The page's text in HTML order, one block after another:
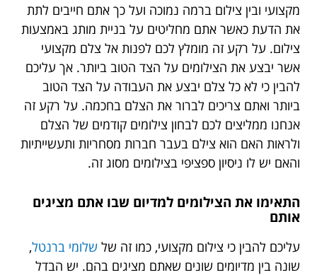
מקצועי ובין צילום ברמה נמוכה ועל כך אתם חייבים לתת
את הדעת כאשר אתם מחליטים על בניית מותג באמצעות
צילום. על רקע זה מומלץ לכם לפנות אל צלם מקצועי
אשר יבצע את הצילומים על הצד הטוב ביותר. אך עליכם
להבין כי לא כל צלם יבצע את העבודה על הצד הטוב
ביותר ואתם צריכים לברור את הצלם בחכמה. על רקע זה
אנחנו ממליצים לכם לבחון צילומים קודמים של הצלם
ולראות האם הוא צילם בעבר חברות מסחריות ותעשייתיות
והאם יש לו ניסיון ספציפי בצילומים מסוג זה.
התאימו את הצילומים למדיום שבו אתם מציגים
אותם
עליכם להבין כי צילום מקצועי, כמו זה של שלומי ברנטל,
שונה בין מדיומים שונים שאתם מציגים בהם. יש הבדל